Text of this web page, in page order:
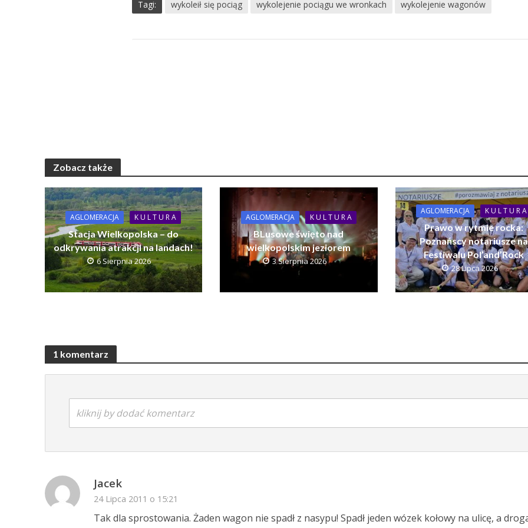
Tagi: wykoleił się pociąg wykolejenie pociągu we wronkach wykolejenie wagonów
Zobacz także
AGLOMERACJA K U L T U R A
Stacja Wielkopolska – do
odkrywania atrakcji na landach!
6 Sierpnia 2026
AGLOMERACJA K U L T U R A
BLusowe święto nad
wielkopolskim jeziorem
3 Sierpnia 2026
AGLOMERACJA K U L T U R A
Prawo w rytmie rocka:
Poznańscy notariusze na
Festiwalu Pol’and’Rock
28 Lipca 2026
1 komentarz
kliknij by dodać komentarz
Jacek
24 Lipca 2011 o 15:21
Tak dla sprostowania. Żaden wagon nie spadł z nasypu! Spadł jeden wózek kołowy na ulicę, a